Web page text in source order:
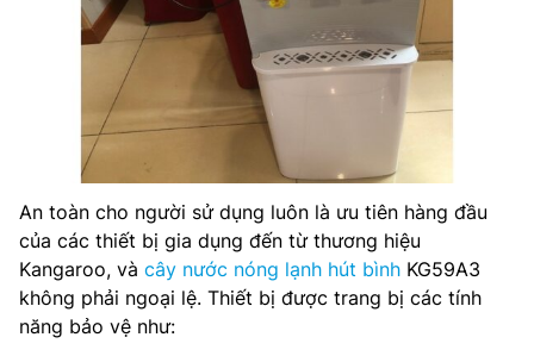
An toàn cho người sử dụng luôn là ưu tiên hàng đầu
của các thiết bị gia dụng đến từ thương hiệu
Kangaroo, và cây nước nóng lạnh hút bình KG59A3
không phải ngoại lệ. Thiết bị được trang bị các tính
năng bảo vệ như: